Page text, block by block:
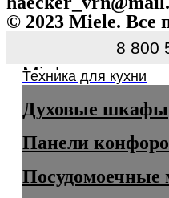
© 2023 Miele. Все
8 800
Miele
Техника для кухни
Духовые шкафы
Панели